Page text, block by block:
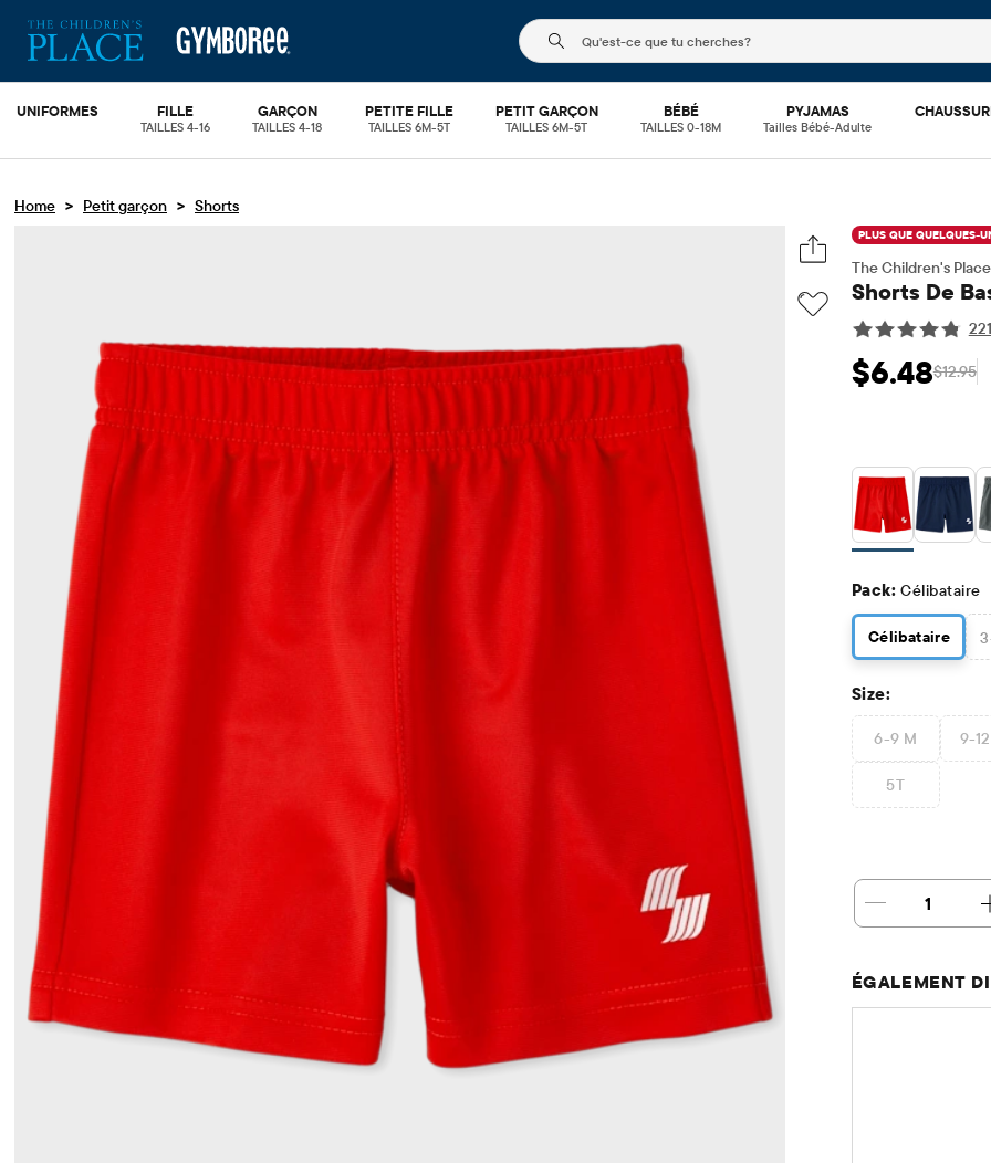
UNIFORMES FILLE
TAILLES 4-16
GARÇON
TAILLES 4-18
PETITE FILLE
TAILLES 6M-5T
PETIT GARÇON
TAILLES 6M-5T
BÉBÉ
TAILLES 0-18M
PYJAMAS
Tailles Bébé-Adulte
Home > Petit garçon > Shorts
PLUS QUE QUELQUES-
The Children's
Shorts De
221
Prix ​​de vente:
$6.48 Prix
$12.95
Pack: Célibataire
Célibataire 3
Size:
6-9 M 9-
5T
1
ÉGALEMENT